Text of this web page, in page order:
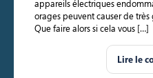
appareils électriques
orages peuvent causer de
Que faire alors si cela vous […]
Lire le